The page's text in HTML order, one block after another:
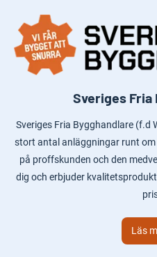
Sveriges Fria
Sveriges Fria Bygghandlare (f.d
stort antal anläggningar runt
på proffskunden och den
dig och erbjuder
Läs